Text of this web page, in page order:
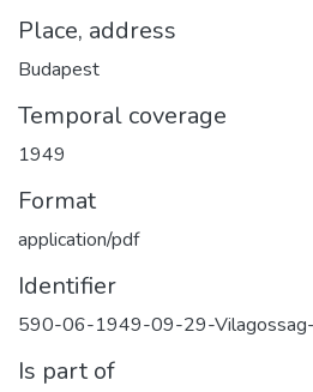
Place, address
Budapest
Temporal coverage
1949
Format
application/pdf
Identifier
590-06-1949-09-29-
Is part of